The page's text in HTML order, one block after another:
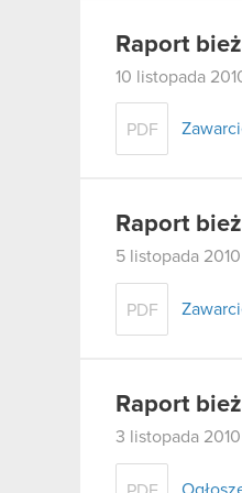
Raport
10 listopada
PDF
Raport
5 listopada 2010
PDF
Raport
3 listopada 2010